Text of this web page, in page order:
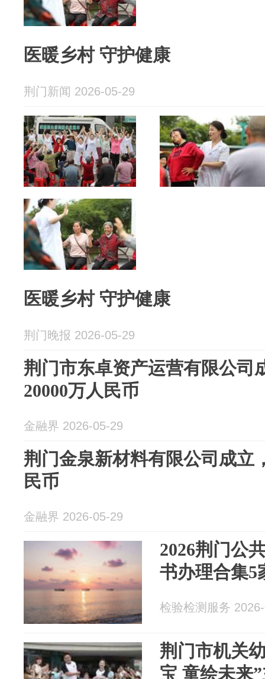
医暖乡村 守护健康
荆门新闻 2026-05-29
医暖乡村 守护健康
荆门晚报 2026-05-29
荆门市东卓资产运营有限公司
20000万人民币
金融界 2026-05-29
荆门金泉新材料有限公司成立
民币
金融界 2026-05-29
2026荆门公
书办理合集5
检验检测服务
荆门市机关
宝 童绘未来